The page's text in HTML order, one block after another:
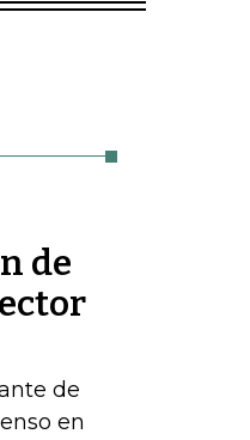
de
de
en